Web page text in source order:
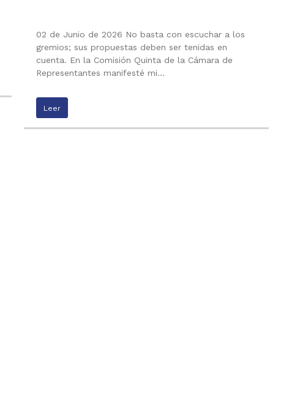
02 de Junio de 2026 No basta con escuchar a los
gremios; sus propuestas deben ser tenidas en
cuenta. En la Comisión Quinta de la Cámara de
Representantes manifesté mi…
Leer